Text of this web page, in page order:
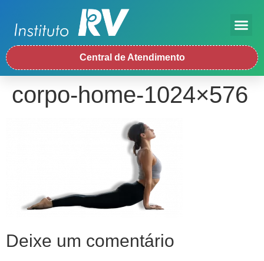
Central de Atendimento
corpo-home-1024×576
Deixe um comentário